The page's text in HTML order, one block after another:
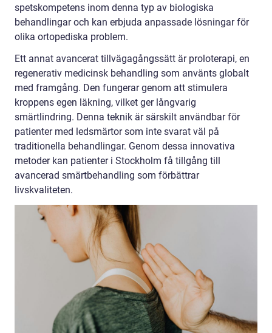
spetskompetens inom denna typ av biologiska
behandlingar och kan erbjuda anpassade lösningar för
olika ortopediska problem.
Ett annat avancerat tillvägagångssätt är proloterapi, en
regenerativ medicinsk behandling som använts globalt
med framgång. Den fungerar genom att stimulera
kroppens egen läkning, vilket ger långvarig
smärtlindring. Denna teknik är särskilt användbar för
patienter med ledsmärtor som inte svarat väl på
traditionella behandlingar. Genom dessa innovativa
metoder kan patienter i Stockholm få tillgång till
avancerad smärtbehandling som förbättrar
livskvaliteten.